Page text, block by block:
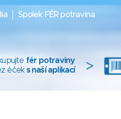
Spolek FÉR potravina
fér potraviny
éček s naší aplikací >